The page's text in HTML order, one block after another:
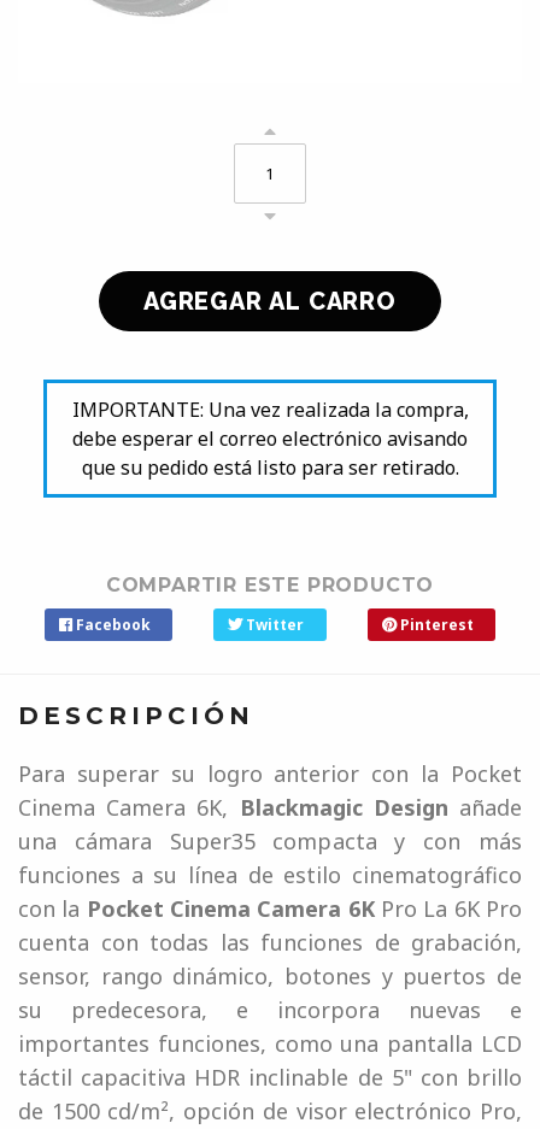
IMPORTANTE: Una vez realizada la compra,
debe esperar el correo electrónico avisando
que su pedido está listo para ser retirado.
COMPARTIR ESTE PRODUCTO
Facebook Twitter Pinterest
DESCRIPCIÓN
Para superar su logro anterior con la Pocket
Cinema Camera 6K, Blackmagic Design añade
una cámara Super35 compacta y con más
funciones a su línea de estilo cinematográfico
con la Pocket Cinema Camera 6KPro La 6K Pro
cuenta con todas las funciones de grabación,
sensor, rango dinámico, botones y puertos de
su predecesora, e incorpora nuevas e
importantes funciones, como una pantalla LCD
táctil capacitiva HDR inclinable de 5" con brillo
de 1500 cd/m², opción de visor electrónico Pro,